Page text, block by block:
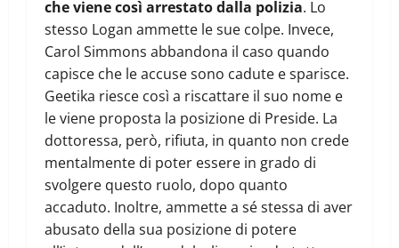
che viene così arrestato dalla polizia. Lo
stesso Logan ammette le sue colpe. Invece,
Carol Simmons abbandona il caso quando
capisce che le accuse sono cadute e sparisce.
Geetika riesce così a riscattare il suo nome e
le viene proposta la posizione di Preside. La
dottoressa, però, rifiuta, in quanto non crede
mentalmente di poter essere in grado di
svolgere questo ruolo, dopo quanto
accaduto. Inoltre, ammette a sé stessa di aver
abusato della sua posizione di potere